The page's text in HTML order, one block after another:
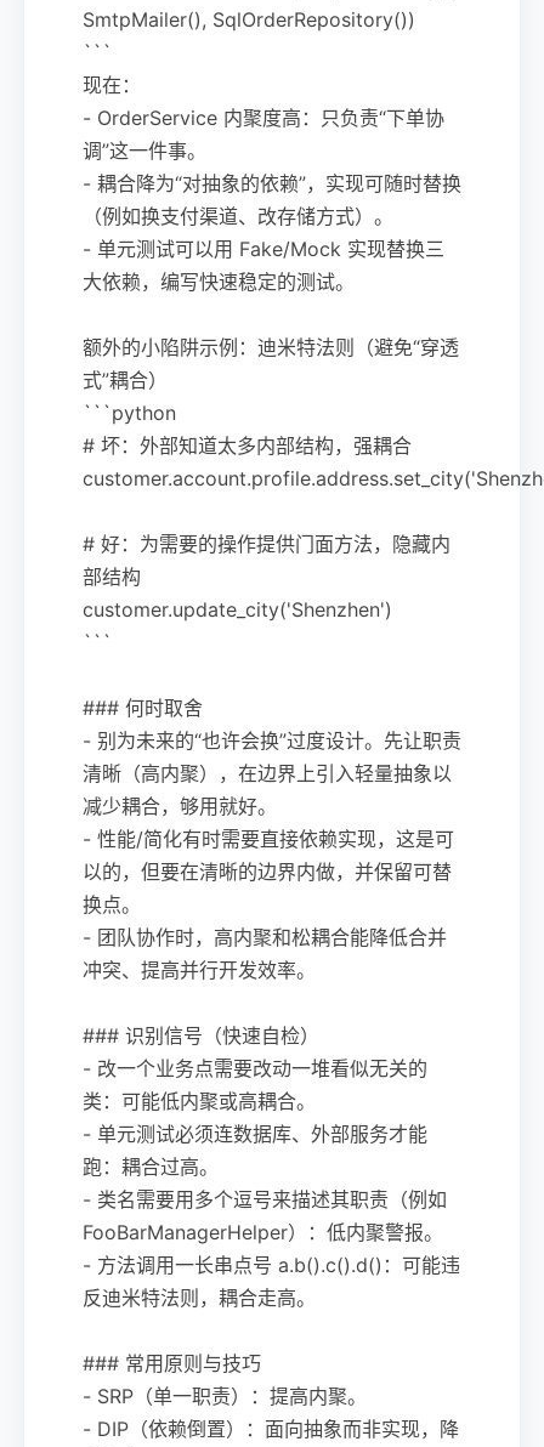
SmtpMailer(), SqlOrderRepository())
```
现在：
- OrderService 内聚度高：只负责“下单协
调”这一件事。
- 耦合降为“对抽象的依赖”，实现可随时替换
（例如换支付渠道、改存储方式）。
- 单元测试可以用 Fake/Mock 实现替换三
大依赖，编写快速稳定的测试。
额外的小陷阱示例：迪米特法则（避免“穿透
式”耦合）
```python
# 坏：外部知道太多内部结构，强耦合
# 好：为需要的操作提供门面方法，隐藏内
部结构
customer.update_city('Shenzhen')
```
### 何时取舍
- 别为未来的“也许会换”过度设计。先让职责
清晰（高内聚），在边界上引入轻量抽象以
减少耦合，够用就好。
- 性能/简化有时需要直接依赖实现，这是可
以的，但要在清晰的边界内做，并保留可替
换点。
- 团队协作时，高内聚和松耦合能降低合并
冲突、提高并行开发效率。
### 识别信号（快速自检）
- 改一个业务点需要改动一堆看似无关的
类：可能低内聚或高耦合。
- 单元测试必须连数据库、外部服务才能
跑：耦合过高。
- 类名需要用多个逗号来描述其职责（例如
FooBarManagerHelper）：低内聚警报。
- 方法调用一长串点号 a.b().c().d()：可能违
反迪米特法则，耦合走高。
### 常用原则与技巧
- SRP（单一职责）：提高内聚。
- DIP（依赖倒置）：面向抽象而非实现，降